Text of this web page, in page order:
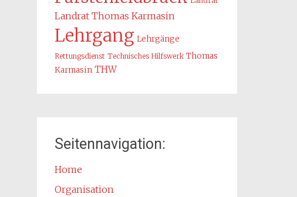
Landrat Thomas Karmasin
Lehrgang Lehrgänge
Rettungsdienst Technisches Hilfswerk Thomas
Karmasin THW
Seitennavigation:
Home
Organisation